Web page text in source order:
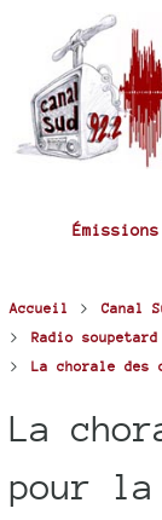
Accueil > Canal
> Radio soupetard
> La chorale
La
pour